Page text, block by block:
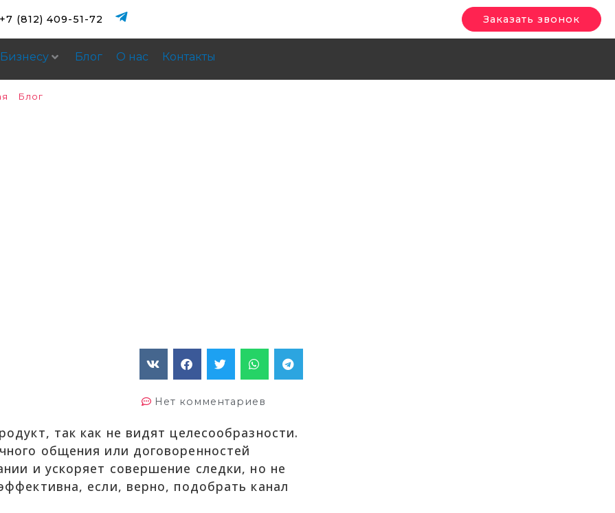
+7 (812) 409-51-72 Заказать звонок
Бизнесу Блог О нас Контакты
Блог
Нет комментариев
так как не видят целесообразности.
общения или договоренностей
и ускоряет совершение следки, но не
если, верно, подобрать канал